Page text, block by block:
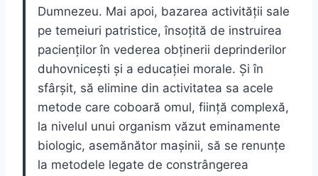
Dumnezeu. Mai apoi, bazarea activităţii sale
pe temeiuri patristice, însoţită de instruirea
pacienţilor în vederea obţinerii deprinderilor
duhovniceşti şi a educaţiei morale. Şi în
sfârşit, să elimine din activitatea sa acele
metode care coboară omul, fiinţă complexă,
la nivelul unui organism văzut eminamente
biologic, asemănător maşinii, să se renunţe
la metodele legate de constrângerea